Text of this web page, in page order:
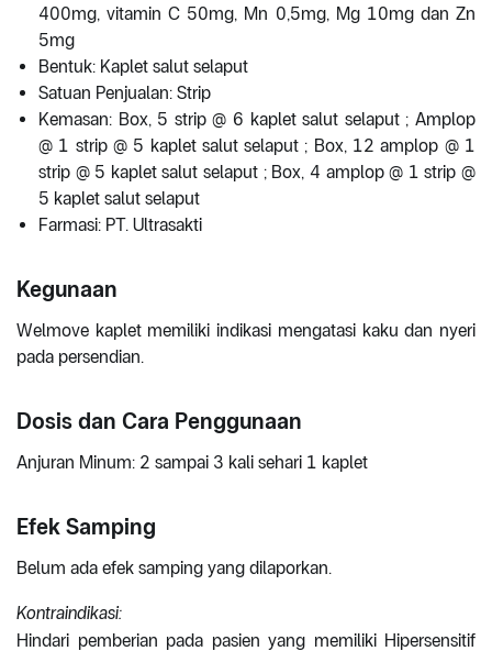
400mg, vitamin C 50mg, Mn 0,5mg, Mg 10mg dan Zn
5mg
Bentuk: Kaplet salut selaput
Satuan Penjualan: Strip
Kemasan: Box, 5 strip @ 6 kaplet salut selaput ; Amplop
@ 1 strip @ 5 kaplet salut selaput ; Box, 12 amplop @ 1
strip @ 5 kaplet salut selaput ; Box, 4 amplop @ 1 strip @
5 kaplet salut selaput
Farmasi: PT. Ultrasakti
Kegunaan
Welmove kaplet memiliki indikasi mengatasi kaku dan nyeri
pada persendian.
Dosis dan Cara Penggunaan
Anjuran Minum: 2 sampai 3 kali sehari 1 kaplet
Efek Samping
Belum ada efek samping yang dilaporkan.
Kontraindikasi:
Hindari pemberian pada pasien yang memiliki Hipersensitif